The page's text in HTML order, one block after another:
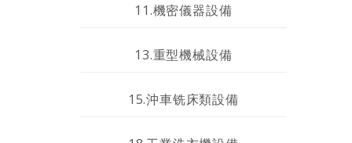
11.機密儀器設備
13.重型機械設備
15.沖車铣床類設備